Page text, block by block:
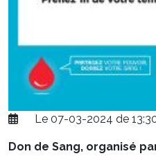
Le 07-03-2024 de
Don de Sang, organisé